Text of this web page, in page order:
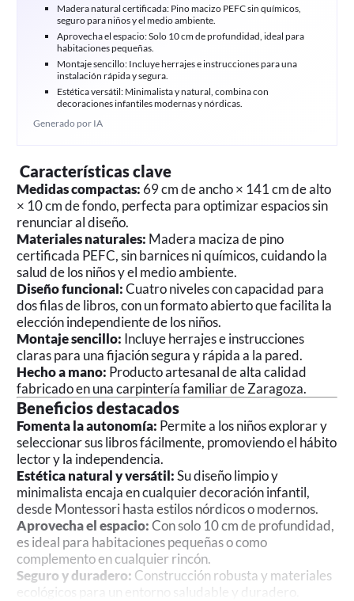
Madera natural certificada: Pino macizo PEFC sin químicos,
seguro para niños y el medio ambiente.
Aprovecha el espacio: Solo 10 cm de profundidad, ideal para
habitaciones pequeñas.
Montaje sencillo: Incluye herrajes e instrucciones para una
instalación rápida y segura.
Estética versátil: Minimalista y natural, combina con
decoraciones infantiles modernas y nórdicas.
Generado por IA
️ Características clave
Medidas compactas: 69 cm de ancho × 141 cm de alto
× 10 cm de fondo, perfecta para optimizar espacios sin
renunciar al diseño.
Materiales naturales: Madera maciza de pino
certificada PEFC, sin barnices ni químicos, cuidando la
salud de los niños y el medio ambiente.
Diseño funcional:Cuatro niveles con capacidad para
dos filas de libros, con un formato abierto que facilita la
elección independiente de los niños.
Montaje sencillo: Incluye herrajes e instrucciones
claras para una fijación segura y rápida a la pared.
Hecho a mano: Producto artesanal de alta calidad
fabricado en una carpintería familiar de Zaragoza.
Beneficios destacados
Fomenta la autonomía: Permite a los niños explorar y
seleccionar sus libros fácilmente, promoviendo el hábito
lector y la independencia.
Estética natural y versátil:Su diseño limpio y
minimalista encaja en cualquier decoración infantil,
desde Montessori hasta estilos nórdicos o modernos.
Aprovecha el espacio:Con solo 10 cm de profundidad,
es ideal para habitaciones pequeñas o como
complemento en cualquier rincón.
Seguro y duradero: Construcción robusta y materiales
ecológicos para un entorno saludable y duradero.